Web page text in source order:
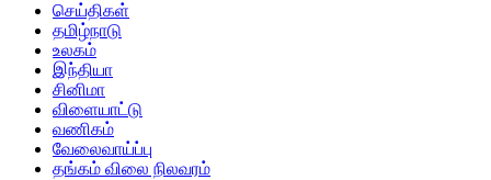
செய்திகள்
தமிழ்நாடு
உலகம்
இந்தியா
சினிமா
விளையாட்டு
வணிகம்
வேலைவாய்ப்பு
தங்கம் விலை நிலவரம்